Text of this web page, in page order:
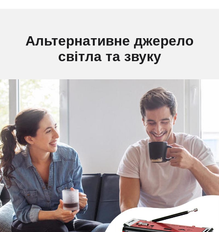
Альтернативне джерело
світла та звуку